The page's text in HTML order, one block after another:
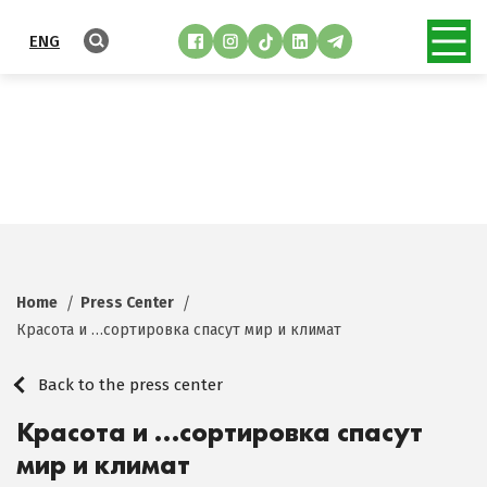
ENG
Home
Press Center
Красота и …сортировка спасут мир и климат
Back to the press center
Красота и …сортировка спасут
мир и климат